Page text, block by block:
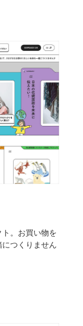
。お買い物を
つくりません